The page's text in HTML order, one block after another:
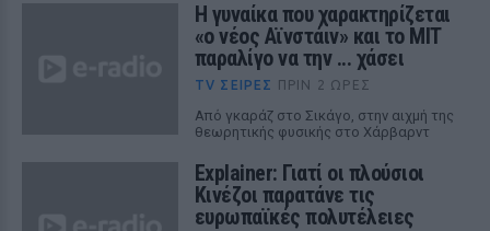
Η γυναίκα που χαρακτηρίζεται
«ο νέος Αϊνστάιν» και το MIT
παραλίγο να την ... χάσει
TV ΣΕΙΡΈΣ ΠΡΙΝ 2 ΏΡΕΣ
Από γκαράζ στο Σικάγο, στην αιχμή της
θεωρητικής φυσικής στο Χάρβαρντ
Explainer: Γιατί οι πλούσιοι
Κινέζοι παρατάνε τις
ευρωπαϊκές πολυτέλειες